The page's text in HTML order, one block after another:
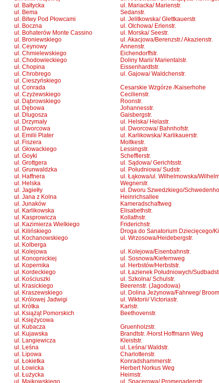
ul. Bałtycka
ul. Mariacka/ Marienstr.
ul. Bema
Sedanstr.
ul. Bitwy Pod Płowcami
ul. Jelitkowska/ Glettkauerstr.
ul. Boczna
ul. Olchowa/ Erlenstr.
ul. Bohaterów Monte Cassino
ul. Morska/ Seestr.
ul. Broniewskiego
ul. Akacjowa/Berenzstr./ Akazienstr.
ul. Ceynowy
Annenstr.
ul. Chmielewskiego
Eichendorffstr.
ul. Chodowieckiego
Doliny Marii/ Marientalstr.
ul. Chopina
Eissenhardtstr.
ul. Chrobrego
ul. Gajowa/ Waldchenstr.
ul. Cieszyńskiego
ul. Conrada
Cesarskie Wzgórze /Kaiserhohe
ul. Czyżewskiego
Cecilienstr.
ul. Dąbrowskiego
Roonstr.
ul. Dębowa
Johannesstr.
ul. Dlugosza
Gaisbergstr.
ul. Drzymały
ul. Helska/ Helastr.
ul. Dworcowa
ul. Dworcowa/ Bahnhofstr.
ul. Emilii Plater
ul. Karlikowska/ Karlikauerstr.
ul. Fiszera
Moltkestr.
ul. Głowackiego
Lessingstr.
ul. Goyki
Schefflerstr.
ul. Grottgera
ul. Sądowa/ Gerichtsstr.
ul. Grunwaldzka
ul. Południowa/ Sudstr.
ul. Haffnera
ul. Łąkowa/ul. Wilhelmowska/
ul. Helska
Wegnerstr.
ul. Jagiełły
ul. Dworu Szwedzkiego/
ul. Jana z Kolna
Heinrichsallee
ul. Junaków
Kameradschaftweg
ul. Karlikowska
Elisabethstr.
ul. Kasprowicza
Kollathstr.
ul. Kazimierza Wielkiego
Friderichstr.
ul. Kilińskiego
Droga do Sanatorium Dziecięcego/
ul. Kochanowskiego
ul. Wrzosowa/Heidebergstr.
ul. Kolberga
ul. Kolejowa
ul. Kolejowa/Eisenbahnstr.
ul. Konopnickiej
ul. Sosnowa/Kiefernweg
ul. Kopernika
ul. Herbstów/Herbststr.
ul. Kordeckiego
ul. Łazienek Południowych/
ul. Kościuszki
ul. Szkolna/ Schulstr.
ul. Krasickiego
Beerenstr. (Jagodowa)
ul. Kraszewskiego
ul. Dolina Jeżynowa/Fahrweg/
ul. Królowej Jadwigi
ul. Wiktorii/ Victoriastr.
ul. Krótka
Karlstr.
ul. Książąt Pomorskich
Beethovenstr.
ul. Księżycowa
ul. Kubacza
Gruenholzstr.
ul. Kujawska
Brandtstr. /Horst Hoffmann Weg
ul. Langiewicza
Kleiststr.
ul. Leśna
ul. Leśna/ Waldstr.
ul. Lipowa
Charlottenstr.
ul. Łokietka
Konradshammerstr.
ul. Łowicka
Herbert Norkus Weg
ul. Łużycka
Heimstr.
ul. Majkowskiego
ul. Spacerowa/ Promenadenstr.